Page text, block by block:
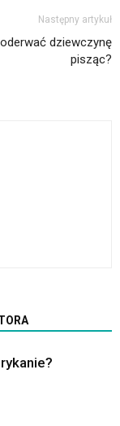
Następny artykuł
dziewczynę
pisząc?